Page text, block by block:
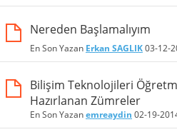
Nereden Başlamalıyım
En Son Yazan Erkan SAGLIK03-12-
Bilişim Teknolojileri
Hazırlanan Zümreler
En Son Yazanemreaydin 02-19-